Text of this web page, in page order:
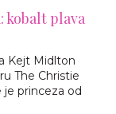
kobalt plava
Kejt Midlton
The Christie
princeza od